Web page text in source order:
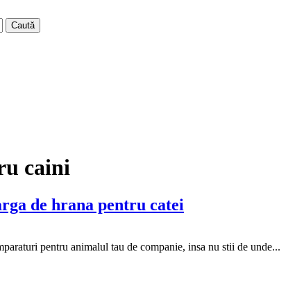
caini
de hrana pentru catei
pentru animalul tau de companie, insa nu stii de unde...